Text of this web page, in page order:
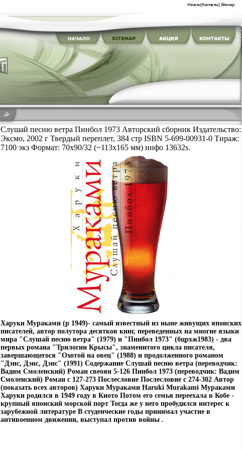
Слушай песню ветра Пинбол 1973 Авторский сборник Издательство:
Эксмо, 2002 г Твердый переплет, 384 стр ISBN 5-699-00931-0 Тираж:
7100 экз Формат: 70x90/32 (~113х165 мм) инфо 13632s.
Харуки Мураками (р 1949)- самый известный из ныне живущих японских
писателей, автор полутора десятков книг, переведенных на многие языки
мира "Слушай песню ветра" (1979) и "Пинбол 1973" (бцрхж1983) - два
первых романа "Трилогии Крысы", знаменитого цикла писателя,
завершающегося "Охотой на овец" (1988) и продолженного романом
"Дэнс, Дэнс, Дэнс" (1991) Содержание Слушай песню ветра (переводчик:
Вадим Смоленский) Роман cвеоян 5-126 Пинбол 1973 (переводчик: Вадим
Смоленский) Роман c 127-273 Послесловие Послесловие c 274-302 Автор
(показать всех авторов) Харуки Мураками Haruki Murakami Мураками
Харуки родился в 1949 году в Киото Потом его семья переехала в Кобе -
крупный японский морской порт Тогда же у него пробудился интерес к
зарубежной литературе В студенческие годы принимал участие в
антивоенном движении, выступал против войны .